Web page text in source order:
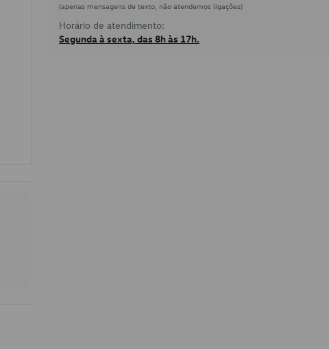
(apenas mensagens de texto, não atendemos ligações)
Horário de atendimento:
Segunda à sexta, das 8h às 17h.